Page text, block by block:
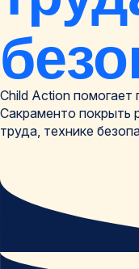
Child Action помогает
Сакраменто покрыть
труда, технике